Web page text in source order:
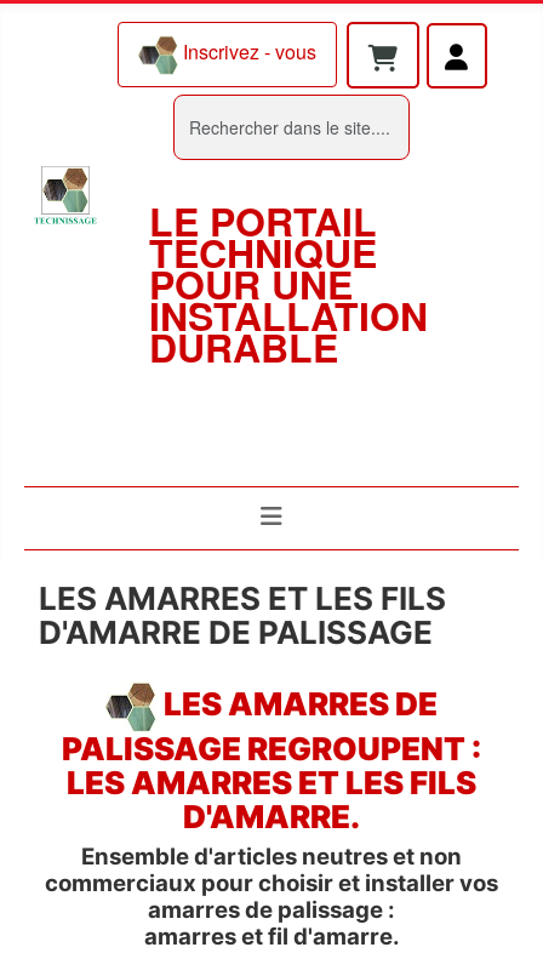
Inscrivez - vous
LE PORTAIL
TECHNIQUE
POUR UNE
INSTALLATION
DURABLE
LES AMARRES ET LES FILS
D'AMARRE DE PALISSAGE
LES AMARRES DE
PALISSAGE REGROUPENT :
LES AMARRES ET LES FILS
D'AMARRE.
Ensemble d'articles neutres et non
commerciaux pour choisir et installer vos
amarres de palissage :
amarres et fil d'amarre.